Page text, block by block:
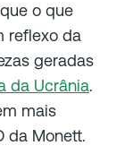
o que
reflexo da
geradas
da Ucrânia.
mais
da Monett.